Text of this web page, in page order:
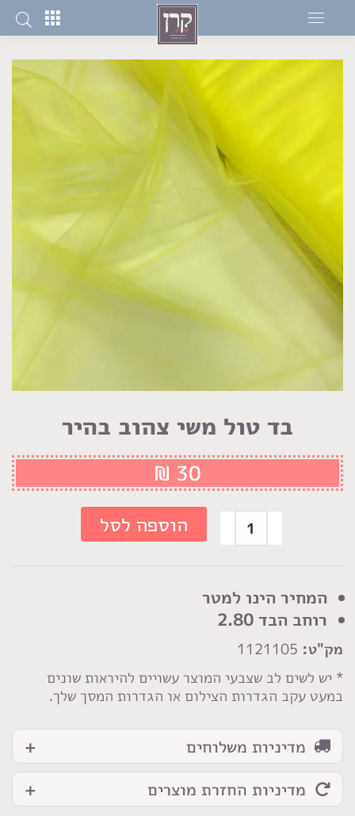
בד טול משי צהוב בהיר
המחיר הינו למטר
רוחב הבד 2.80
מק"ט:
* יש לשים לב שצבעי המוצר עשויים להיראות שונים
במעט עקב הגדרות הצילום או הגדרות המסך שלך.
₪ 30
כמות
של
משי
צהוב
בהיר
הוספה לסל
מדיניות משלוחים
מדיניות החזרת מוצרים